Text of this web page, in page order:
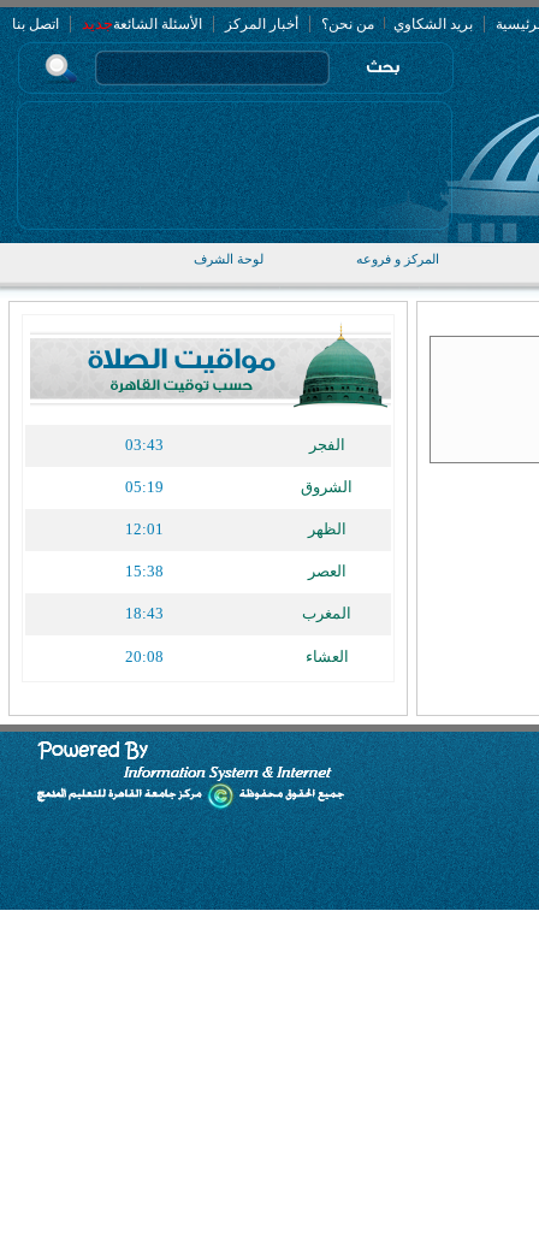
المركز و فروعه لوحة الشرف
| بريد الشكاوي من نحن؟ | أخبار المركز | الأسئلة الشائعةجديد | اتصل بنا
الفجر 03:43
الشروق 05:19
الظهر 12:01
العصر 15:38
المغرب 18:43
العشاء 20:08